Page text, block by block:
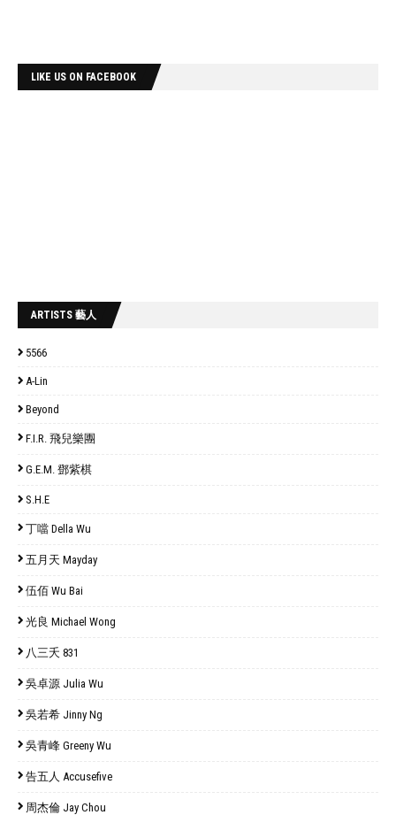
LIKE US ON FACEBOOK
ARTISTS 藝人
5566
A-Lin
Beyond
F.I.R. 飛兒樂團
G.E.M. 鄧紫棋
S.H.E
丁噹 Della Wu
五月天 Mayday
伍佰 Wu Bai
光良 Michael Wong
八三夭 831
吳卓源 Julia Wu
吳若希 Jinny Ng
吳青峰 Greeny Wu
告五人 Accusefive
周杰倫 Jay Chou